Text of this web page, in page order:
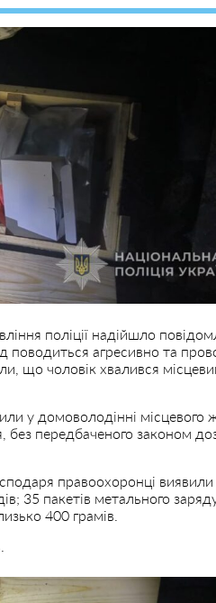
поліції надійшло
агресивно та
що чоловік хвалився
у домоволодінні місцевого
без передбаченого законом
правоохоронці виявили
35 пакетів метального
400 грамів.